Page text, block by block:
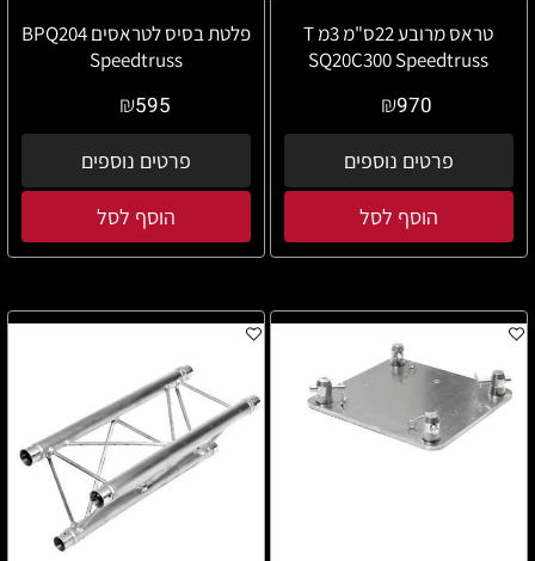
טראס מרובע 22ס"מ 3מ T
SQ20C300 Speedtruss
₪970
פרטים נוספים
הוסף לסל
פלטת בסיס לטראסים BPQ204
Speedtruss
₪595
פרטים נוספים
הוסף לסל